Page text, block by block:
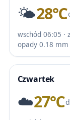
🌤️28℃
wschód 06:05 ·
opady 0.18 mm
Czwartek
☁️27℃